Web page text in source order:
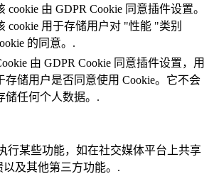
cookie 由 GDPR Cookie 同意插件设置。
cookie 用于存储用户对 "性能 "类别
的同意。.
由 GDPR Cookie 同意插件设置，用
存储用户是否同意使用 Cookie。它不会
储任何个人数据。.
行某些功能，如在社交媒体平台上共享
及其他第三方功能。.